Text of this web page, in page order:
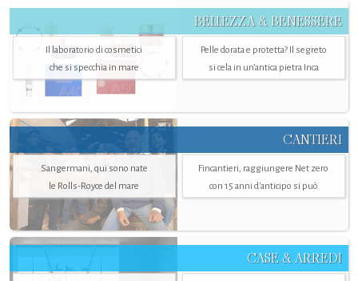
BELLEZZA & BENESSERE
Il laboratorio di cosmetici
che si specchia in mare
Pelle dorata e protetta? Il segreto
si cela in un’antica pietra Inca
CANTIERI
Sangermani, qui sono nate
le Rolls-Royce del mare
Fincantieri, raggiungere Net zero
con 15 anni d'anticipo si può
CASE & ARREDI